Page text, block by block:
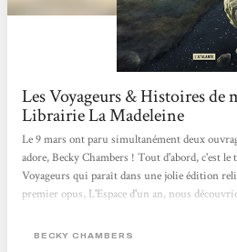
Les Voyageurs & Histoires de
Librairie La Madeleine
Le 9 mars ont paru simultanément deux
adore, Becky Chambers ! Tout d'abord, c'est le
Voyageurs qui paraît dans une jolie édition
premier opus, L'Espace d'un an, nous
voyage spatial. Quant au second livre,
BECKY CHAMBERS